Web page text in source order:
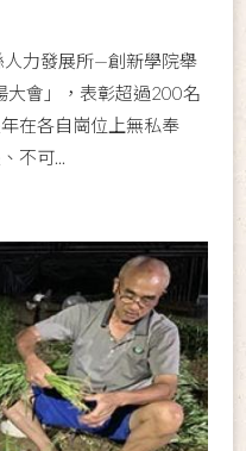
力發展所—創新學院舉
會」，表彰超過200名
在各自崗位上無私奉
不可...